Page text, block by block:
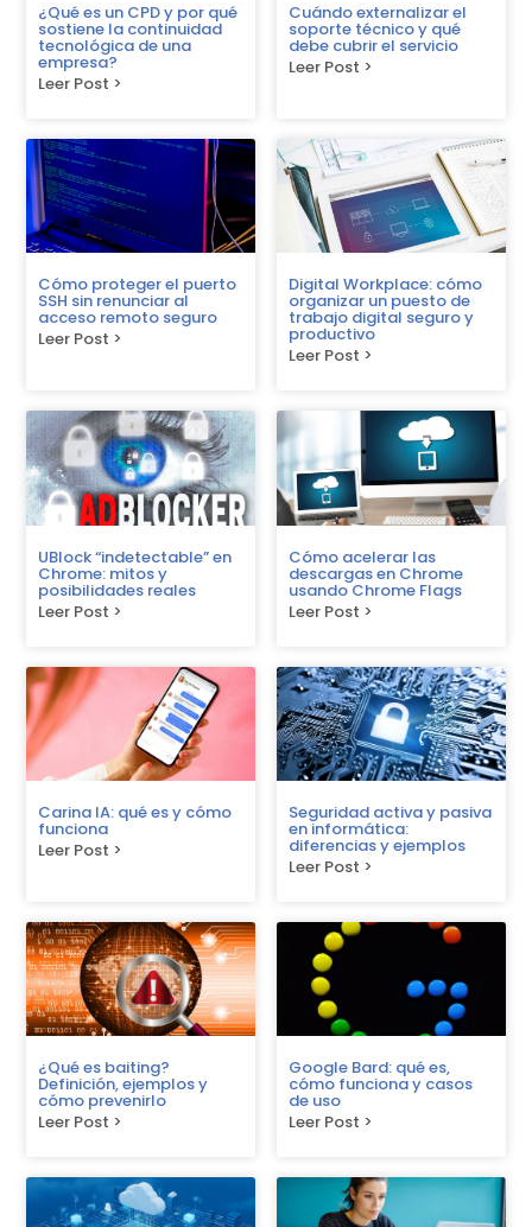
¿Qué es un CPD y por qué
sostiene la continuidad
tecnológica de una
empresa?
Leer Post >
Cuándo externalizar el
soporte técnico y qué
debe cubrir el servicio
Leer Post >
Cómo proteger el puerto
SSH sin renunciar al
acceso remoto seguro
Leer Post >
Digital Workplace: cómo
organizar un puesto de
trabajo digital seguro y
productivo
Leer Post >
UBlock “indetectable” en
Chrome: mitos y
posibilidades reales
Leer Post >
Cómo acelerar las
descargas en Chrome
usando Chrome Flags
Leer Post >
Carina IA: qué es y cómo
funciona
Leer Post >
Seguridad activa y pasiva
en informática:
diferencias y ejemplos
Leer Post >
¿Qué es baiting?
Definición, ejemplos y
cómo prevenirlo
Leer Post >
Google Bard: qué es,
cómo funciona y casos
de uso
Leer Post >